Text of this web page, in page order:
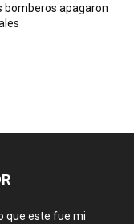
bomberos apagaron
que este fue mi